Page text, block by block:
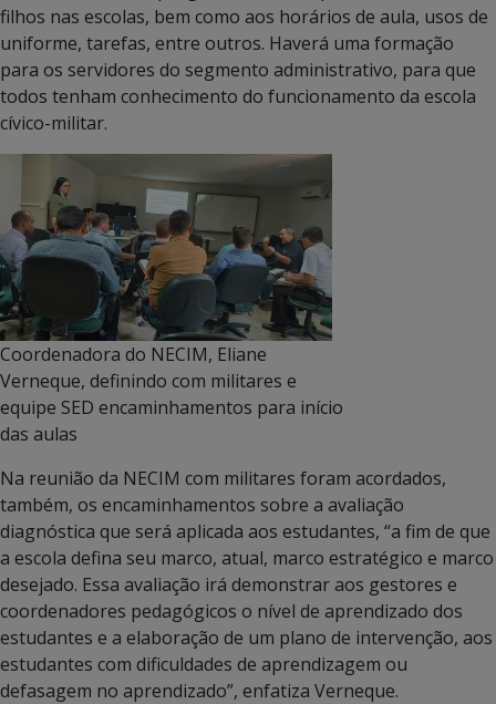
filhos nas escolas, bem como aos horários de aula, usos de
uniforme, tarefas, entre outros. Haverá uma formação
para os servidores do segmento administrativo, para que
todos tenham conhecimento do funcionamento da escola
cívico-militar.
Coordenadora do NECIM, Eliane
Verneque, definindo com militares e
equipe SED encaminhamentos para início
das aulas
Na reunião da NECIM com militares foram acordados,
também, os encaminhamentos sobre a avaliação
diagnóstica que será aplicada aos estudantes, “a fim de que
a escola defina seu marco, atual, marco estratégico e marco
desejado. Essa avaliação irá demonstrar aos gestores e
coordenadores pedagógicos o nível de aprendizado dos
estudantes e a elaboração de um plano de intervenção, aos
estudantes com dificuldades de aprendizagem ou
defasagem no aprendizado”, enfatiza Verneque.